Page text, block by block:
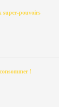
super-pouvoirs
!